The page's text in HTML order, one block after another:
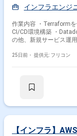
インフラエンジ
作業内容 ・Terraform
CI/CD環境構築 ・
の他、新規サービス運
25日前・ 提供元: フリコン
【インフラ】